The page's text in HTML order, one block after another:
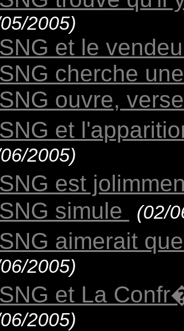
2005)
SNG et le
SNG cherche
SNG ouvre,
SNG et
2005)
SNG est
SNG simule (02/
SNG aimerait
2005)
SNG et La
2005)